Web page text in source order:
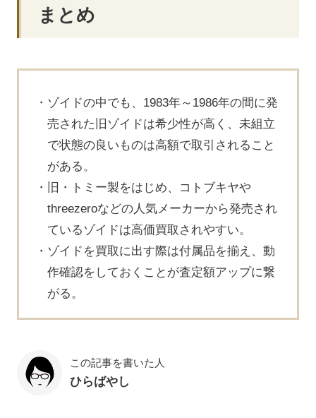
まとめ
ゾイドの中でも、1983年～1986年の間に発
売された旧ゾイドは希少性が高く、未組立
で状態の良いものは高額で取引されること
がある。
旧・トミー製をはじめ、コトブキヤや
threezeroなどの人気メーカーから発売され
ているゾイドは高価買取されやすい。
ゾイドを買取に出す際は付属品を揃え、動
作確認をしておくことが査定額アップに繋
がる。
この記事を書いた人
ひらばやし